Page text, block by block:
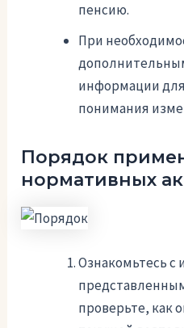
пенсию.
При
информации для
понимания
Порядок
нормативных
Ознакомьтесь
проверьте, как